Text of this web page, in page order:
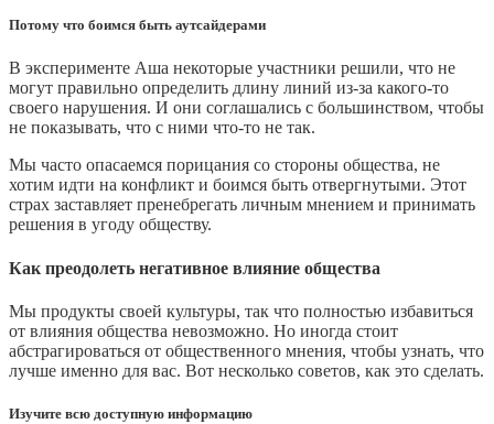
Потому что боимся быть аутсайдерами
В эксперименте Аша некоторые участники решили, что не
могут правильно определить длину линий из-за какого-то
своего нарушения. И они соглашались с большинством, чтобы
не показывать, что с ними что-то не так.
Мы часто опасаемся порицания со стороны общества, не
хотим идти на конфликт и боимся быть отвергнутыми. Этот
страх заставляет пренебрегать личным мнением и принимать
решения в угоду обществу.
Как преодолеть негативное влияние общества
Мы продукты своей культуры, так что полностью избавиться
от влияния общества невозможно. Но иногда стоит
абстрагироваться от общественного мнения, чтобы узнать, что
лучше именно для вас. Вот несколько советов, как это сделать.
Изучите всю доступную информацию